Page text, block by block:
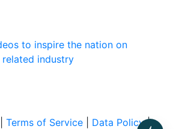
to inspire the nation on
industry
Terms of Service Data Policy|